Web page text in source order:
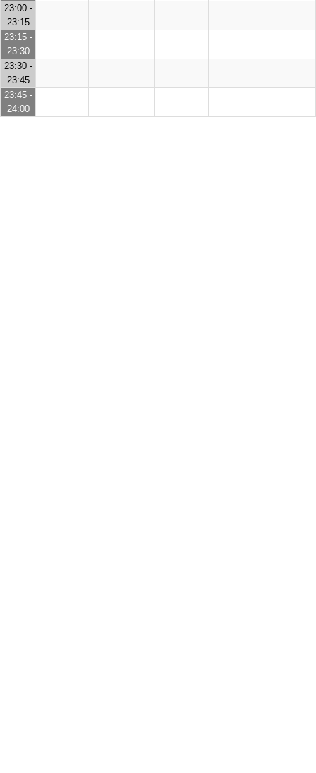
23:00 -
23:15
23:15 -
23:30
23:30 -
23:45
23:45 -
24:00